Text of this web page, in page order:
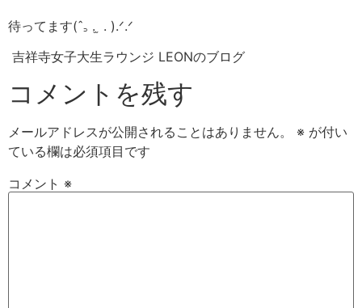
待ってます‎(ˆ꜆ . ̫ . ).ᐟ.ᐟ
吉祥寺女子大生ラウンジ LEONのブログ
コメントを残す
メールアドレスが公開されることはありません。 ※ が付い
ている欄は必須項目です
コメント ※